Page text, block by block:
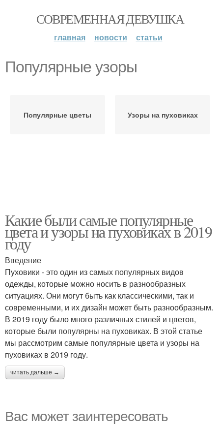
СОВРЕМЕННАЯ ДЕВУШКА
главная новости статьи
Популярные узоры
Популярные цветы Узоры на пуховиках
Какие были самые популярные
цвета и узоры на пуховиках в 2019
году
Введение
Пуховики - это один из самых популярных видов
одежды, которые можно носить в разнообразных
ситуациях. Они могут быть как классическими, так и
современными, и их дизайн может быть разнообразным.
В 2019 году было много различных стилей и цветов,
которые были популярны на пуховиках. В этой статье
мы рассмотрим самые популярные цвета и узоры на
пуховиках в 2019 году.
читать дальше →
Вас может заинтересовать